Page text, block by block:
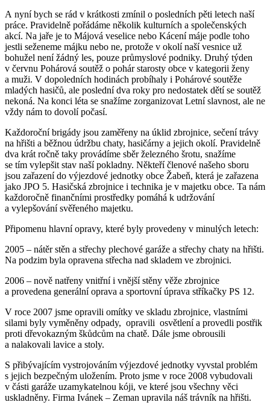
A nyní bych se rád v krátkosti zmínil o posledních pěti letech naší
práce. Pravidelně pořádáme několik kulturních a společenských
akcí. Na jaře je to Májová veselice nebo Kácení máje podle toho
jestli seženeme májku nebo ne, protože v okolí naší vesnice už
bohužel není žádný les, pouze průmyslové podniky. Druhý týden
v červnu Pohárová soutěž o pohár starosty obce v kategorii ženy
a muži. V dopoledních hodinách probíhaly i Pohárové soutěže
mladých hasičů, ale poslední dva roky pro nedostatek dětí se soutěž
nekoná. Na konci léta se snažíme zorganizovat Letní slavnost, ale ne
vždy nám to dovolí počasí.
Každoroční brigády jsou zaměřeny na úklid zbrojnice, sečení trávy
na hřišti a běžnou údržbu chaty, hasičárny a jejich okolí. Pravidelně
dva krát ročně taky provádíme sběr železného šrotu, snažíme
se tím vylepšit stav naší pokladny. Někteří členové našeho sboru
jsou zařazení do výjezdové jednotky obce Žabeň, která je zařazena
jako JPO 5. Hasičská zbrojnice i technika je v majetku obce. Ta nám
každoročně finančními prostředky pomáhá k udržování
a vylepšování svěřeného majetku.
Připomenu hlavní opravy, které byly provedeny v minulých letech:
2005 – nátěr stěn a střechy plechové garáže a střechy chaty na hřišti.
Na podzim byla opravena střecha nad skladem ve zbrojnici.
2006 – nově natřeny vnitřní i vnější stěny věže zbrojnice
a provedena generální oprava a sportovní úprava stříkačky PS 12.
V roce 2007 jsme opravili omítky ve skladu zbrojnice, vlastními
silami byly vyměněny odpady, opravili osvětlení a provedli postřik
proti dřevokazným škůdcům na chatě. Dále jsme obrousili
a nalakovali lavice a stoly.
S přibývajícím vystrojováním výjezdové jednotky vyvstal problém
s jejich bezpečným uložením. Proto jsme v roce 2008 vybudovali
v části garáže uzamykatelnou kóji, ve které jsou všechny věci
uskladněny. Firma Ivánek – Zeman upravila náš trávník na hřišti.